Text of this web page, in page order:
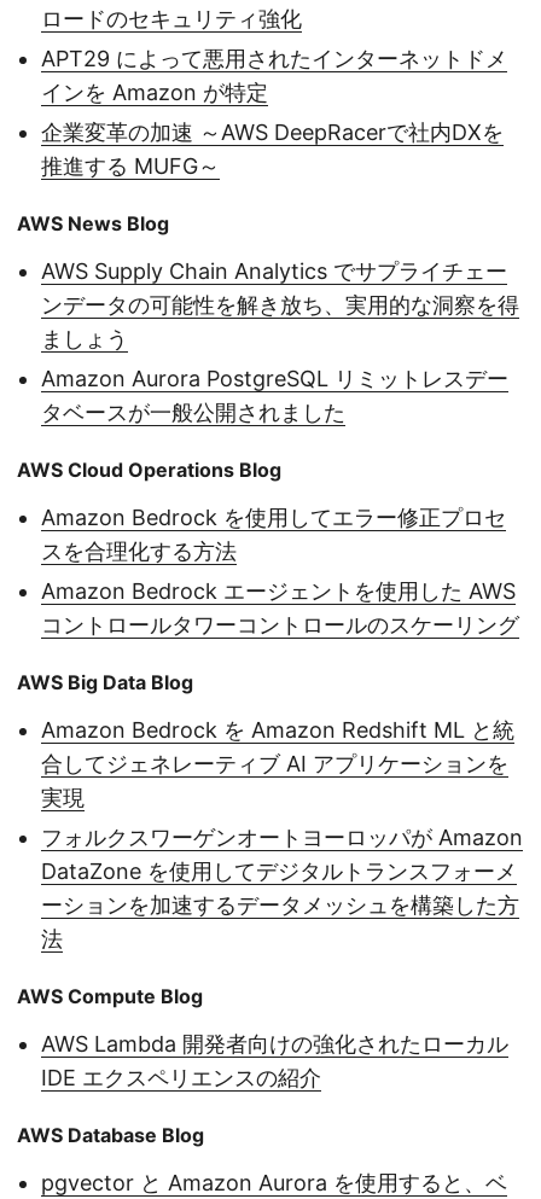
ロードのセキュリティ強化
APT29 によって悪用されたインターネットドメ
インを Amazon が特定
企業変革の加速 ～AWS DeepRacerで社内DXを
推進する MUFG～
AWS News Blog
AWS Supply Chain Analytics でサプライチェー
ンデータの可能性を解き放ち、実用的な洞察を得
ましょう
Amazon Aurora PostgreSQL リミットレスデー
タベースが一般公開されました
AWS Cloud Operations Blog
Amazon Bedrock を使用してエラー修正プロセ
スを合理化する方法
Amazon Bedrock エージェントを使用した AWS
コントロールタワーコントロールのスケーリング
AWS Big Data Blog
Amazon Bedrock を Amazon Redshift ML と統
合してジェネレーティブ AI アプリケーションを
実現
フォルクスワーゲンオートヨーロッパが Amazon
DataZone を使用してデジタルトランスフォーメ
ーションを加速するデータメッシュを構築した方
法
AWS Compute Blog
AWS Lambda 開発者向けの強化されたローカル
IDE エクスペリエンスの紹介
AWS Database Blog
pgvector と Amazon Aurora を使用すると、ベ